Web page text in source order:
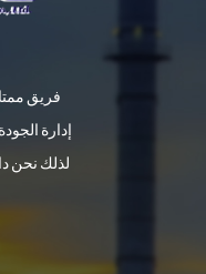
إدارة
لذلك نحن